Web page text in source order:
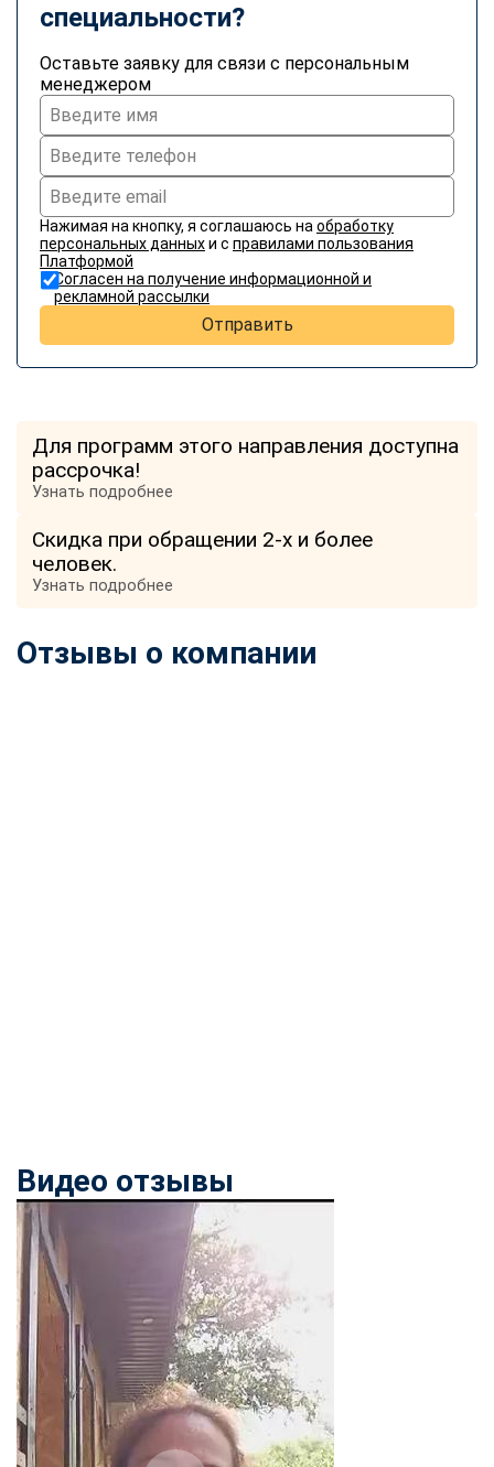
специальности?
Оставьте заявку для связи с персональным
менеджером
Нажимая на кнопку, я соглашаюсь на обработку
персональных данныхи с правилами пользования
Платформой
Согласен на получение информационной и
рекламной рассылки
Отправить
Для программ этого направления доступна
рассрочка!
Узнать подробнее
Скидка при обращении 2-х и более
человек.
Узнать подробнее
Отзывы о компании
Видео отзывы